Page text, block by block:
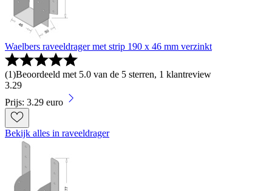
Waelbers raveeldrager met strip 190 x 46 mm verzinkt
(1)Beoordeeld met 5.0 van de 5 sterren, 1 klantreview
3.29
Prijs: 3.29 euro
Bekijk alles in raveeldrager